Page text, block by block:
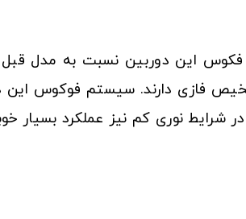
نوری کم نیز عملکرد بسیار